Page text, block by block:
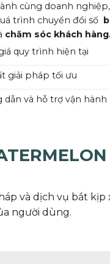
cùng doanh nghiệp,
trình chuyển đổi số
chăm sóc khách
quy trình hiện tại
giải pháp tối ưu
dẫn và hỗ trợ vận hành
và dịch vụ bắt
người dùng.